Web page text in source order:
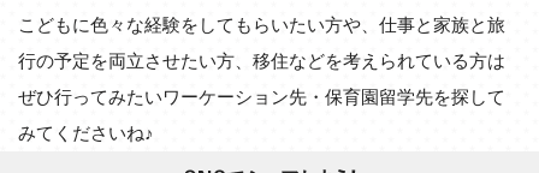
こどもに色々な経験をしてもらいたい方や、仕事と家族と旅
行の予定を両立させたい方、移住などを考えられている方は
ぜひ行ってみたいワーケーション先・保育園留学先を探して
みてくださいね♪